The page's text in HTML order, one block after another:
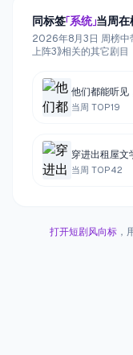
同标签「系统」当周在
2026年8月3日 周榜中
上阵3》相关的其它剧目
他们都能听见
当周 TOP19
穿进出租屋文
当周 TOP42
打开短剧风向标 ，